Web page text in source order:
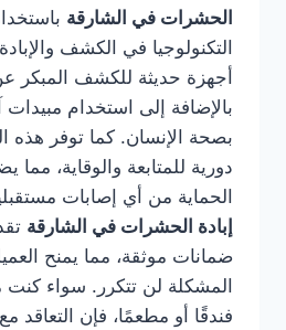
الحشرات في الشارقة
التكنولوجيا في الكشف
أجهزة حديثة للكشف المبكر
بالإضافة إلى استخدام مبيدات
بصحة الإنسان. كما توفر
دورية للمتابعة والوقاية، مما
الحماية من أي إصابات
إبادة الحشرات في الشارقة
ضمانات موثقة، مما يمنح
المشكلة لن تتكرر. سواء كنت
فندقًا أو مطعمًا، فإن التعاقد